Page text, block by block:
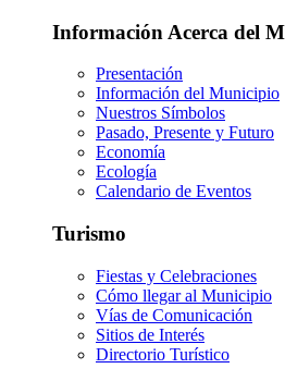
Información Acerca del
Presentación
Información del Municipio
Nuestros Símbolos
Pasado, Presente y Futuro
Economía
Ecología
Calendario de Eventos
Turismo
Fiestas y Celebraciones
Cómo llegar al Municipio
Vías de Comunicación
Sitios de Interés
Directorio Turístico